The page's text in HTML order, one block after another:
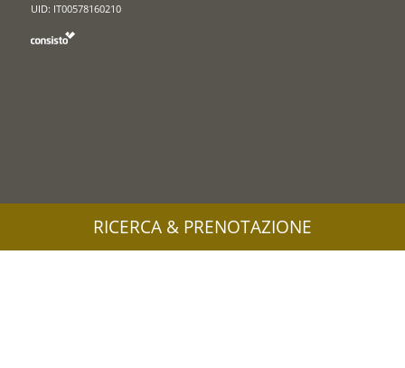
UID: IT00578160210
RICERCA & PRENOTAZIONE